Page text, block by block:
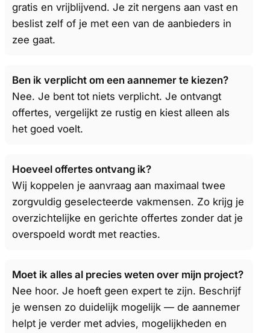
gratis en vrijblijvend. Je zit nergens aan vast en
beslist zelf of je met een van de aanbieders in
zee gaat.
Ben ik verplicht om een aannemer te kiezen?
Nee. Je bent tot niets verplicht. Je ontvangt
offertes, vergelijkt ze rustig en kiest alleen als
het goed voelt.
Hoeveel offertes ontvang ik?
Wij koppelen je aanvraag aan maximaal twee
zorgvuldig geselecteerde vakmensen. Zo krijg je
overzichtelijke en gerichte offertes zonder dat je
overspoeld wordt met reacties.
Moet ik alles al precies weten over mijn project?
Nee hoor. Je hoeft geen expert te zijn. Beschrijf
je wensen zo duidelijk mogelijk — de aannemer
helpt je verder met advies, mogelijkheden en